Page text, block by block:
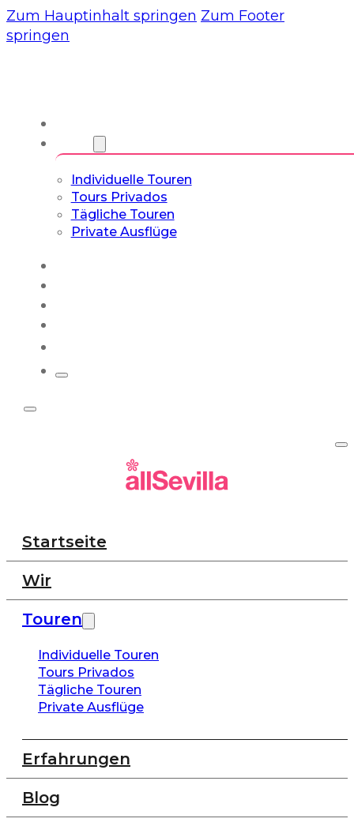
Zum Hauptinhalt springen Zum Footer
springen
Individuelle Touren
Tours Privados
Tägliche Touren
Private Ausflüge
Startseite
Wir
Touren
Individuelle Touren
Tours Privados
Tägliche Touren
Private Ausflüge
Erfahrungen
Blog